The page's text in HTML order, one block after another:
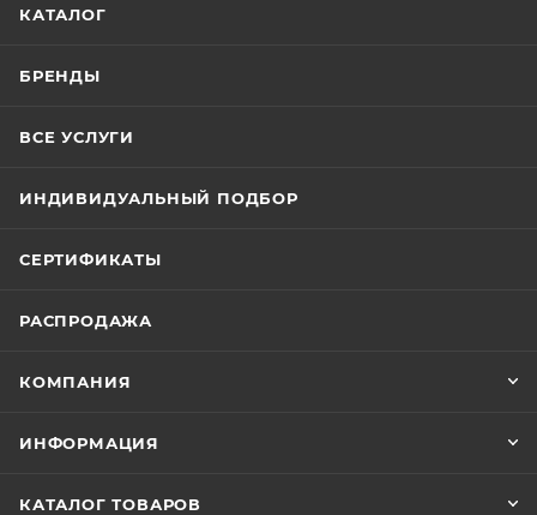
КАТАЛОГ
БРЕНДЫ
ВСЕ УСЛУГИ
ИНДИВИДУАЛЬНЫЙ ПОДБОР
СЕРТИФИКАТЫ
РАСПРОДАЖА
КОМПАНИЯ
ИНФОРМАЦИЯ
КАТАЛОГ ТОВАРОВ